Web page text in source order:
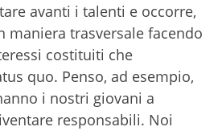
avanti i talenti e occorre,
maniera trasversale facendo
costituiti che
quo. Penso, ad esempio,
i nostri giovani a
responsabili. Noi